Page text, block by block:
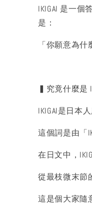
IKIGAI 是一個
是：
「你願意為
▍究竟什麼是
IKIGAI是日本
這個詞是由「
在日文中，
從最枝微末節
這是個大家隨